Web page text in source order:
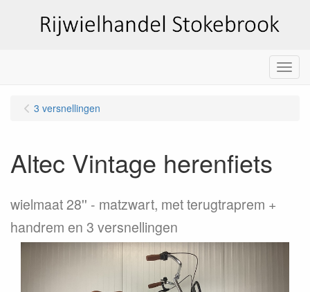
Menu
3 versnellingen
Altec Vintage herenfiets
wielmaat 28''
matzwart, met terugtraprem +
handrem en 3 versnellingen